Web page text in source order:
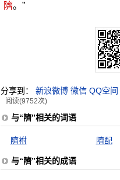
隮。”
分享到： 新浪微博 微信 QQ空间
阅读(9752次)
与“隮”相关的词语
隮祔 隮配
与“隮”相关的成语